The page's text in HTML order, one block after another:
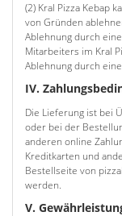
(2) Kral Pizza Kebap
von Gründen
Ablehnung durch
Mitarbeiters im Kral
Ablehnung durch
IV.
Die Lieferung ist bei
oder bei der
anderen online
Kreditkarten und
Bestellseite von
werden.
V.